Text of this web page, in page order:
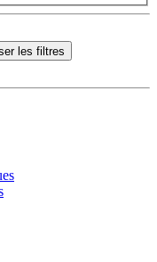
les filtres